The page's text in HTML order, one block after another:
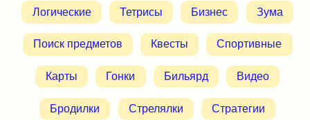
Логические Тетрисы Бизнес Зума
Поиск предметов Квесты Спортивные
Карты Гонки Бильярд Видео
Бродилки Стрелялки Стратегии